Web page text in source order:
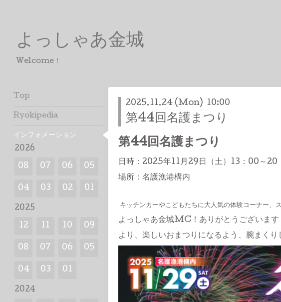
よっしゃあ金城
Welcome！
2025.11.24 (Mon) 10:00
第44回名護まつり
第44回名護まつり
日時：2025年11月29日（土）13：00～20
場所：名護漁港構内
キッチンカーやこどもたちに大人気の体験コーナー、
よっしゃあ金城MC！ありがとうございます
より、楽しいおまつりになるよう、腕まく
Top
Ryokipedia
インフォメーション
2026
08 07 06 05
04 03 02 01
2025
12 11 10 09
08 07 06 05
04 03 01
2024